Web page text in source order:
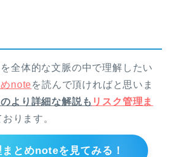
全体的な文脈の中で理解したい
noteを読んで頂ければと思いま
より詳細な解説も リスク管理ま
おります。
まとめnoteを見てみる！